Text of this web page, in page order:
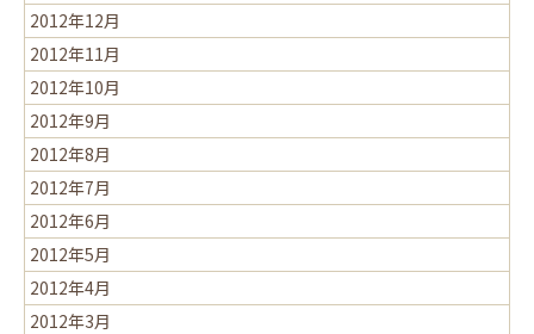
2012年12月
2012年11月
2012年10月
2012年9月
2012年8月
2012年7月
2012年6月
2012年5月
2012年4月
2012年3月